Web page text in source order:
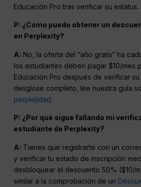
Educación Pro tras verificar su estatus.
P: ¿Cómo puedo obtener un
en Perplexity?
A: No, la oferta del “año gratis” ha
los estudiantes deben pagar $10/mes
Educación Pro después de verificar su
desglose completo, lee nuestra guía
perplejidad.
P: ¿Por qué sigue fallando mi
estudiante de Perplexity?
A: Tienes que registrarte con un
y verificar tu estado de inscripción
desbloquear el descuento 50% ($10/
similar a la comprobación de un